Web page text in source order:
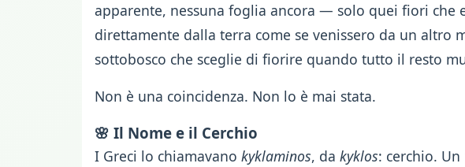
apparente, nessuna foglia ancora — solo quei fiori che
direttamente dalla terra come se venissero da un altro
sottobosco che sceglie di fiorire quando tutto il resto
Non è una coincidenza. Non lo è mai stata.
🌸 Il Nome e il Cerchio
I Greci lo chiamavano kyklaminos, da kyklos: cerchio.